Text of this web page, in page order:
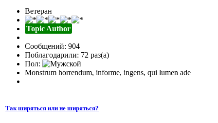
Ветеран
Topic Author
Сообщений: 904
Поблагодарили: 72 раз(а)
Пол:
Monstrum horrendum, informe, ingens, qui lumen ade
Так ширяться или не ширяться?